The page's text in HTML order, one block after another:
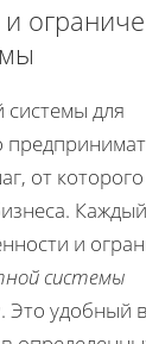
для
от
и
системы
. Это удобный